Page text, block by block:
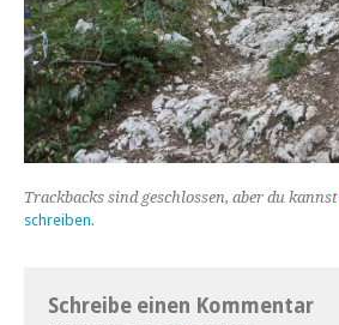
Trackbacks sind geschlossen, aber du kannst
schreiben.
Schreibe einen Kommentar